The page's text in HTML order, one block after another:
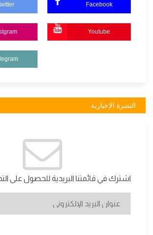
Facebook
Youtube
النشرة الإخبارية
اشترك في قائمتنا البريدية للحصول على